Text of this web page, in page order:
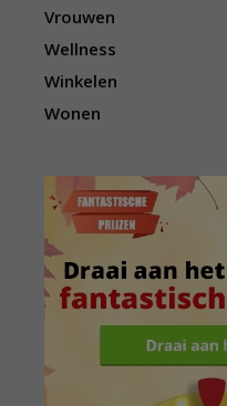
Vrouwen
Wellness
Winkelen
Wonen